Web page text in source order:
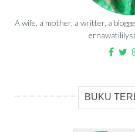
A wife, a mother, a writter, a
BUKU